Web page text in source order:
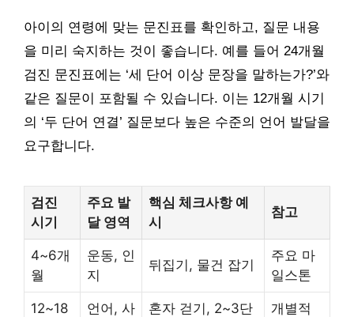
아이의 연령에 맞는 문진표를 확인하고, 질문 내용
을 미리 숙지하는 것이 좋습니다. 예를 들어 24개월
검진 문진표에는 ‘세 단어 이상 문장을 말하는가?’와
같은 질문이 포함될 수 있습니다. 이는 12개월 시기
의 ‘두 단어 연결’ 질문보다 높은 수준의 언어 발달을
요구합니다.
검진
시기
주요 발
달 영역
핵심 체크사항 예
시
참고
4~6개
월
운동, 인
지
뒤집기, 물건 잡기
주요 마
일스톤
12~18
언어, 사
혼자 걷기, 2~3단
개별적